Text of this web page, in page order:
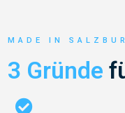
MADE IN
3 Gründe